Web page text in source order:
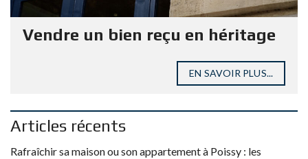
Vendre un bien reçu en héritage
EN SAVOIR PLUS...
Articles récents
Rafraîchir sa maison ou son appartement à Poissy : les